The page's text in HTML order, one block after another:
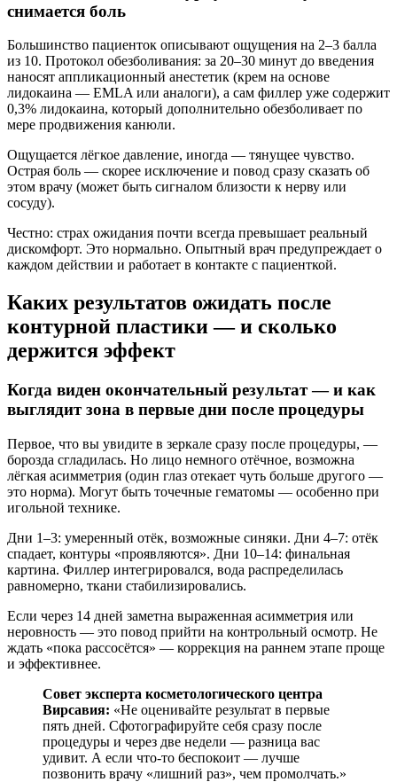
снимается боль
Большинство пациенток описывают ощущения на 2–3 балла
из 10. Протокол обезболивания: за 20–30 минут до введения
наносят аппликационный анестетик (крем на основе
лидокаина — EMLA или аналоги), а сам филлер уже содержит
0,3% лидокаина, который дополнительно обезболивает по
мере продвижения канюли.
Ощущается лёгкое давление, иногда — тянущее чувство.
Острая боль — скорее исключение и повод сразу сказать об
этом врачу (может быть сигналом близости к нерву или
сосуду).
Честно: страх ожидания почти всегда превышает реальный
дискомфорт. Это нормально. Опытный врач предупреждает о
каждом действии и работает в контакте с пациенткой.
Каких результатов ожидать после
контурной пластики — и сколько
держится эффект
Когда виден окончательный результат — и как
выглядит зона в первые дни после процедуры
Первое, что вы увидите в зеркале сразу после процедуры, —
борозда сгладилась. Но лицо немного отёчное, возможна
лёгкая асимметрия (один глаз отекает чуть больше другого —
это норма). Могут быть точечные гематомы — особенно при
игольной технике.
Дни 1–3: умеренный отёк, возможные синяки. Дни 4–7: отёк
спадает, контуры «проявляются». Дни 10–14: финальная
картина. Филлер интегрировался, вода распределилась
равномерно, ткани стабилизировались.
Если через 14 дней заметна выраженная асимметрия или
неровность — это повод прийти на контрольный осмотр. Не
ждать «пока рассосётся» — коррекция на раннем этапе проще
и эффективнее.
Совет эксперта косметологического центра
Вирсавия: «Не оценивайте результат в первые
пять дней. Сфотографируйте себя сразу после
процедуры и через две недели — разница вас
удивит. А если что-то беспокоит — лучше
позвонить врачу «лишний раз», чем промолчать.»